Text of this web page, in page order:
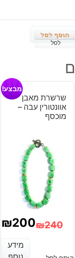
לסל
שרשרת מאבן
אוונטורין עבה –
מוכסף
מבצע!
₪240
₪200
מידע
מידע